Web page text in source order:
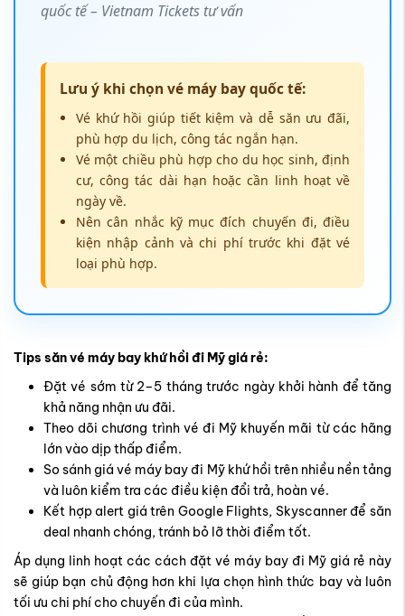
quốc tế – Vietnam Tickets tư vấn
Lưu ý khi chọn vé máy bay quốc tế:
Vé khứ hồi giúp tiết kiệm và dễ săn ưu đãi,
phù hợp du lịch, công tác ngắn hạn.
Vé một chiều phù hợp cho du học sinh, định
cư, công tác dài hạn hoặc cần linh hoạt về
ngày về.
Nên cân nhắc kỹ mục đích chuyến đi, điều
kiện nhập cảnh và chi phí trước khi đặt vé
loại phù hợp.
Tips săn vé máy bay khứ hồi đi Mỹ giá rẻ:
Đặt vé sớm từ 2–5 tháng trước ngày khởi hành để tăng
khả năng nhận ưu đãi.
Theo dõi chương trình vé đi Mỹ khuyến mãi từ các hãng
lớn vào dịp thấp điểm.
So sánh giá vé máy bay đi Mỹ khứ hồi trên nhiều nền tảng
và luôn kiểm tra các điều kiện đổi trả, hoàn vé.
Kết hợp alert giá trên Google Flights, Skyscanner để săn
deal nhanh chóng, tránh bỏ lỡ thời điểm tốt.
Áp dụng linh hoạt các cách đặt vé máy bay đi Mỹ giá rẻ này
sẽ giúp bạn chủ động hơn khi lựa chọn hình thức bay và luôn
tối ưu chi phí cho chuyến đi của mình.